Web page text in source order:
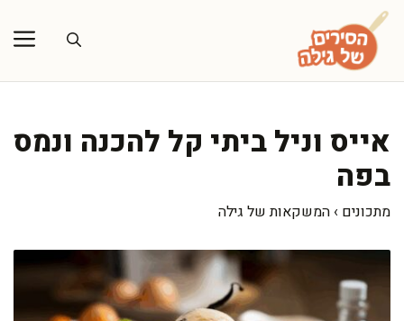
לדלג
לתוכן
אייס וניל ביתי קל להכנה ונמס
בפה
מתכונים › המשקאות של גילה